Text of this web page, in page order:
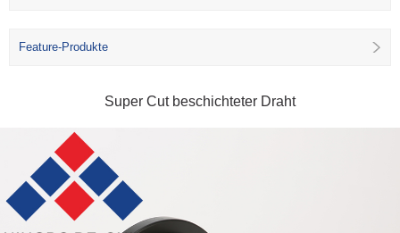
Feature-Produkte
Super Cut beschichteter Draht